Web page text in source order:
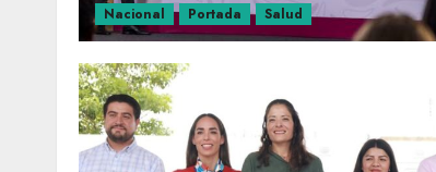
Nacional Portada Salud